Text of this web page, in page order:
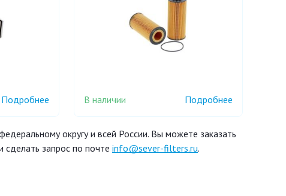
Подробнее В наличии Подробнее
округу и всей России. Вы можете заказать
сделать запрос по почте info@sever-filters.ru.